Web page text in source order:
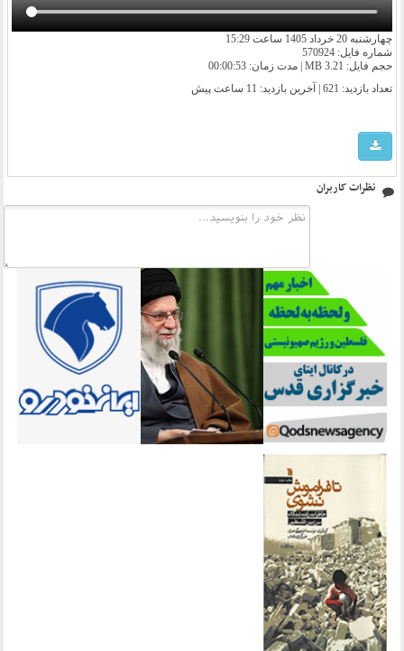
چهارشنبه 20 خرداد 1405 ساعت 15:29
شماره فایل: 570924
حجم فایل: 3.21 MB | مدت زمان: 00:00:53
تعداد بازدید: 621 | آخرین بازدید:
11 ساعت پیش
نظرات کاربران